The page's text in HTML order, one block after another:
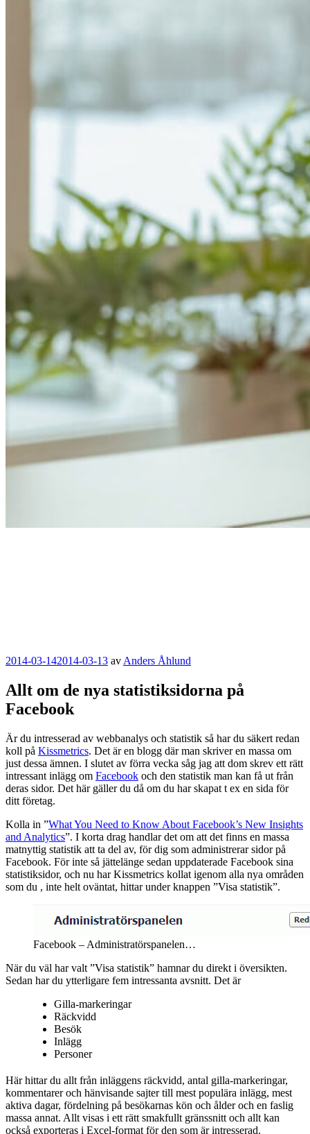
Publicerat
2014-03-142014-03-13 av Anders Åhlund
Allt om de nya statistiksidorna på
Facebook
Är du intresserad av webbanalys och statistik så har du säkert redan
koll på Kissmetrics. Det är en blogg där man skriver en massa om
just dessa ämnen. I slutet av förra vecka såg jag att dom skrev ett rätt
intressant inlägg om Facebook och den statistik man kan få ut från
deras sidor. Det här gäller du då om du har skapat t ex en sida för
ditt företag.
Kolla in ”What You Need to Know About Facebook’s New Insights
and Analytics”. I korta drag handlar det om att det finns en massa
matnyttig statistik att ta del av, för dig som administrerar sidor på
Facebook. För inte så jättelänge sedan uppdaterade Facebook sina
statistiksidor, och nu har Kissmetrics kollat igenom alla nya områden
som du , inte helt oväntat, hittar under knappen ”Visa statistik”.
Facebook – Administratörspanelen…
När du väl har valt ”Visa statistik” hamnar du direkt i översikten.
Sedan har du ytterligare fem intressanta avsnitt. Det är
Gilla-markeringar
Räckvidd
Besök
Inlägg
Personer
Här hittar du allt från inläggens räckvidd, antal gilla-markeringar,
kommentarer och hänvisande sajter till mest populära inlägg, mest
aktiva dagar, fördelning på besökarnas kön och ålder och en faslig
massa annat. Allt visas i ett rätt smakfullt gränssnitt och allt kan
också exporteras i Excel-format för den som är intresserad.